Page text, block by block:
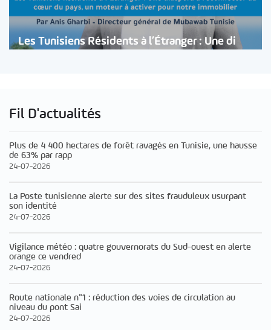
Les Tunisiens Résidents à l’Étranger : Une di
Fil D'actualités
Plus de 4 400 hectares de forêt ravagés en Tunisie, une hausse
de 63% par rapp
24-07-2026
La Poste tunisienne alerte sur des sites frauduleux usurpant
son identité
24-07-2026
Vigilance météo : quatre gouvernorats du Sud-ouest en alerte
orange ce vendred
24-07-2026
Route nationale n°1 : réduction des voies de circulation au
niveau du pont Sai
24-07-2026